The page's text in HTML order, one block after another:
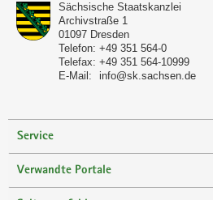
Sächsische Staatskanzlei
Archivstraße 1
01097 Dresden
Telefon: +49 351 564-0
Telefax: +49 351 564-10999
E-Mail:
info@sk.sachsen.de
Service
Verwandte Portale